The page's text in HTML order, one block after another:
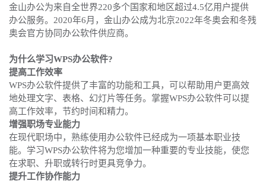
金山办公为来自全世界220多个国家和地区超过4.5亿用户提供
办公服务。2020年6月，金山办公成为北京2022年冬奥会和冬残
奥会官方协同办公软件供应商。
为什么学习WPS办公软件?
提高工作效率
WPS办公软件提供了丰富的功能和工具，可以帮助用户更高效
地处理文字、表格、幻灯片等任务。掌握WPS办公软件可以提
高工作效率，节约时间和精力。
增强职场专业能力
在现代职场中，熟练使用办公软件已经成为一项基本职业技
能。学习WPS办公软件将为您增加一种重要的专业技能，使您
在求职、升职或转行时更具竞争力。
提升工作协作能力